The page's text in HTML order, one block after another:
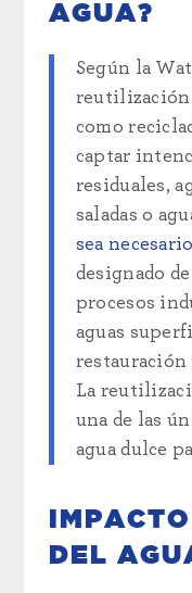
AGUA?
Según la
reutilización
como
captar
residuales,
saladas o
sea necesario
designado
procesos
aguas
restauración
La
una de las
agua dulce
DEL